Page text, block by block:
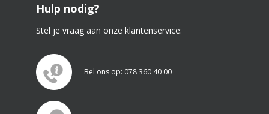
Hulp nodig?
Stel je vraag aan onze klantenservice:
Bel ons op: 078 360 40 00